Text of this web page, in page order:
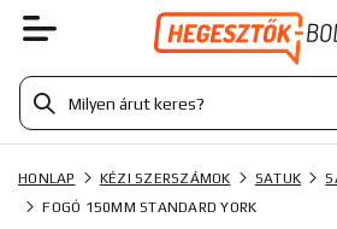
HONLAP KÉZI SZERSZÁMOK SATUK
FOGÓ 150MM STANDARD YORK